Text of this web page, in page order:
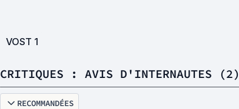
VOST 1
CRITIQUES : AVIS D'INTERNAUTES (2)
RECOMMANDÉES